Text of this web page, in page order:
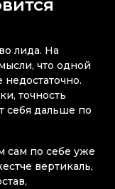
лида. На
что одной
точность
себя дальше по
сам по себе уже
вертикаль,